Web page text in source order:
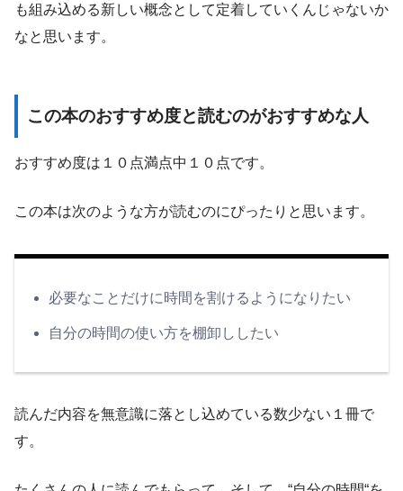
も組み込める新しい概念として定着していくんじゃないか
なと思います。
この本のおすすめ度と読むのがおすすめな人
おすすめ度は１０点満点中１０点です。
この本は次のような方が読むのにぴったりと思います。
必要なことだけに時間を割けるようになりたい
自分の時間の使い方を棚卸ししたい
読んだ内容を無意識に落とし込めている数少ない１冊で
す。